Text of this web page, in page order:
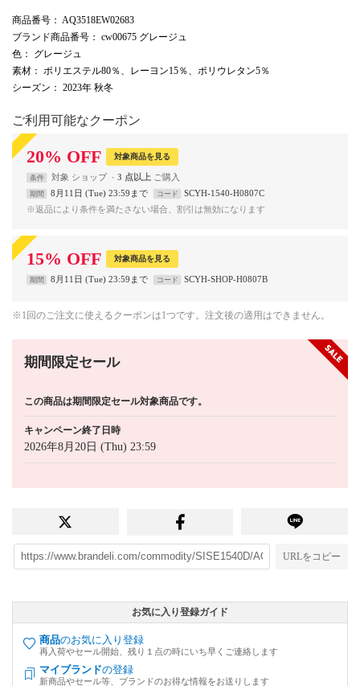
商品番号 ： AQ3518EW02683
ブランド商品番号 ： cw00675 グレージュ
色 ： グレージュ
素材 ： ポリエステル80％、レーヨン15％、ポリウレタン5％
シーズン ： 2023年 秋冬
ご利用可能なクーポン
20% OFF 対象商品を見る
条件 対象 ショップ 3 点以上
期間 8月11日 (Tue) 23:59まで コード
SCYH-1540-H0807C
※返品により条件を満たさない場合、割引は無効になります
15% OFF 対象商品を見る
期間 8月11日 (Tue) 23:59まで コード SCYH-SHOP-H0807B
※1回のご注文に使えるクーポンは1つです。注文後の適用はできません。
期間限定セール
この商品は期間限定セール対象商品です。
キャンペーン終了日時
2026年8月20日 (Thu) 23:59
URLをコピー
お気に入り登録ガイド
商品のお気に入り登録
再入荷やセール開始、残り１点の時にいち早くご連絡します
マイブランドの登録
新商品やセール等、ブランドのお得な情報をお送りします